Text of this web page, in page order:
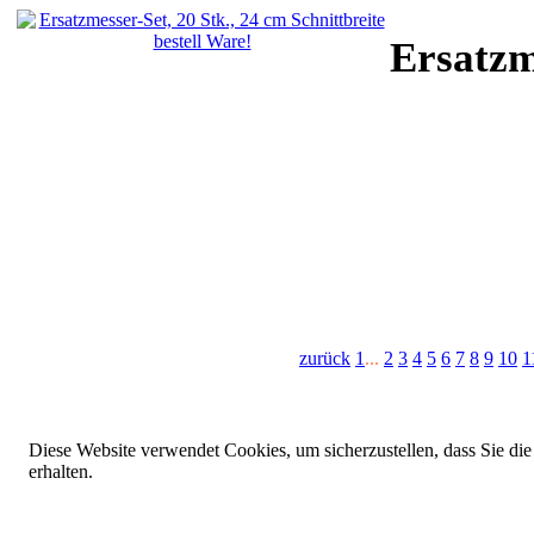
zurück 1 ... 2 3 4 5 6 7 8 9 10
Diese Website verwendet Cookies, um sicherzustellen, dass Sie
erhalten.